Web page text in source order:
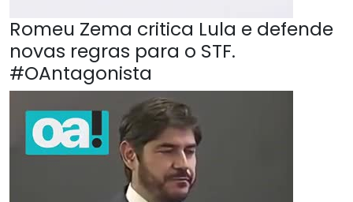
Romeu Zema critica Lula e defende
novas regras para o STF.
#OAntagonista